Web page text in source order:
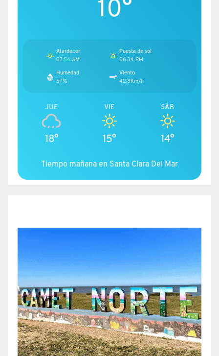
10°
Atardecer
07:54 AM
Puesta de sol
06:34 PM
Humedad
67%
Viento
42.8Km/h
JUE
18°
VIE
15°
SÁB
14°
Tiempo mañana en Santa Clara Del Mar